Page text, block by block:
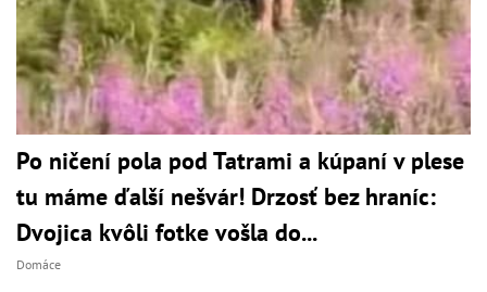
Po ničení pola pod Tatrami a kúpaní v plese
tu máme ďalší nešvár! Drzosť bez hraníc:
Dvojica kvôli fotke vošla do...
Domáce